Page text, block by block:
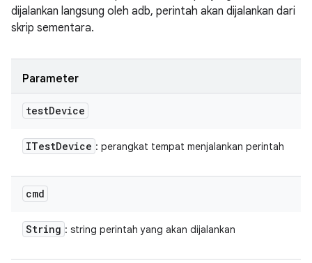
dijalankan langsung oleh adb, perintah akan dijalankan dari
skrip sementara.
Parameter
testDevice
ITestDevice : perangkat tempat menjalankan perintah
cmd
String : string perintah yang akan dijalankan